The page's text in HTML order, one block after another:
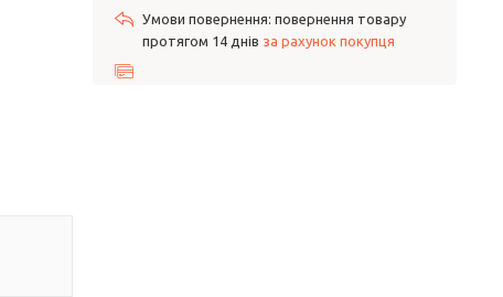
повернення товару
протягом 14 днів за рахунок покупця